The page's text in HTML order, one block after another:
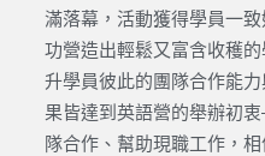
滿落幕，活動獲得學員一
功營造出輕鬆又富含收穫
升學員彼此的團隊合作能
果皆達到英語營的舉辦初
隊合作、幫助現職工作，